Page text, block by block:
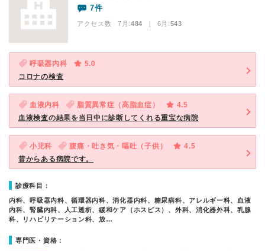
7件
アクセス数 7月:484 | 6月:543
呼吸器内科
5.0
コロナの検査
血液内科 脂質異常症（高脂血症）
4.5
血液検査の結果を当日中に診断してくれる重宝な病院
小児科 腹痛・吐き気・嘔吐（子供）
4.5
昔からある病院です。
診療科目：
内科、呼吸器内科、循環器内科、消化器内科、糖尿病科、アレルギー科、血液
内科、腎臓内科、人工透析、緩和ケア（ホスピス）、外科、消化器外科、乳腺
科、リハビリテーション科、放…
専門医・資格：